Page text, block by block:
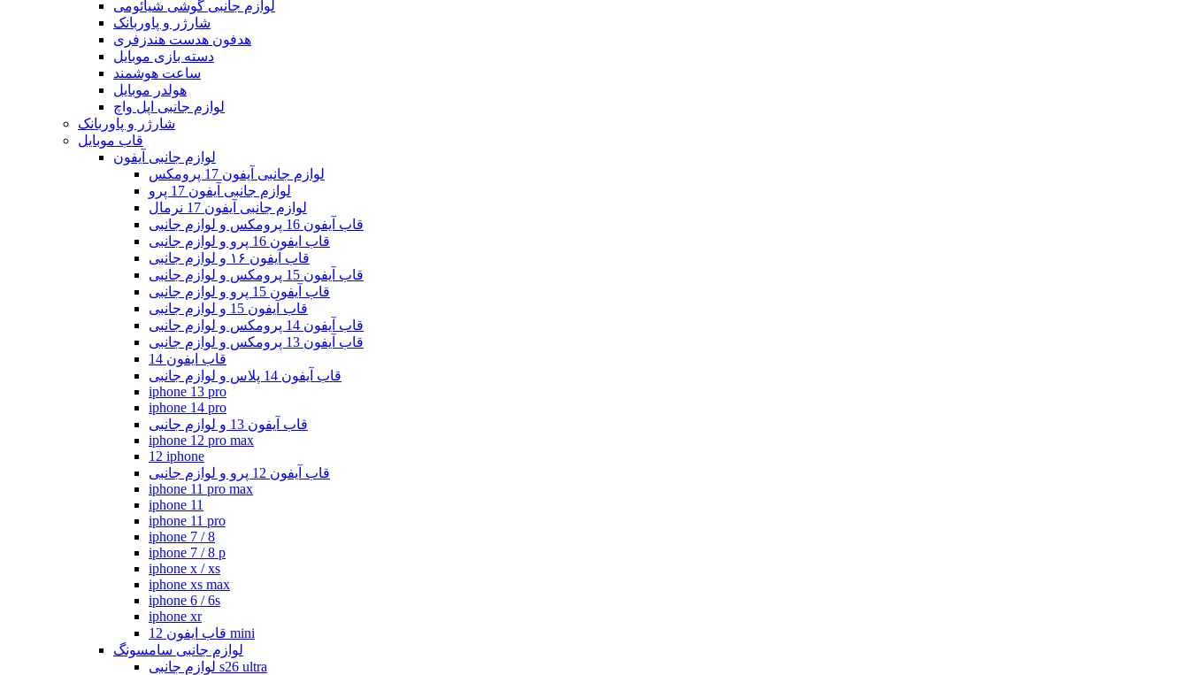
لوازم جانبی گوشی شیائومی
شارژر و پاوربانک
هدفون هدست هندزفری
دسته بازی موبایل
ساعت هوشمند
هولدر موبایل
لوازم جانبی اپل واچ
شارژر و پاوربانک
قاب موبایل
لوازم جانبی آیفون
لوازم جانبی آیفون 17 پرومکس
لوازم جانبی آیفون 17 پرو
لوازم جانبی آیفون 17 نرمال
قاب آیفون 16 پرومکس و لوازم جانبی
قاب ایفون 16 پرو و لوازم جانبی
قاب آیفون ۱۶ و لوازم جانبی
قاب آیفون 15 پرومکس و لوازم جانبی
قاب آیفون 15 پرو و لوازم جانبی
قاب آیفون 15 و لوازم جانبی
قاب آیفون 14 پرومکس و لوازم جانبی
قاب آیفون 13 پرومکس و لوازم جانبی
قاب ایفون 14
قاب آیفون 14 پلاس و لوازم جانبی
iphone 13 pro
iphone 14 pro
قاب آیفون 13 و لوازم جانبی
iphone 12 pro max
12 iphone
قاب آیفون 12 پرو و لوازم جانبی
iphone 11 pro max
iphone 11
iphone 11 pro
iphone 7 / 8
iphone 7 / 8 p
iphone x / xs
iphone xs max
iphone 6 / 6s
iphone xr
قاب ایفون 12 mini
لوازم جانبی سامسونگ
لوازم جانبی s26 ultra